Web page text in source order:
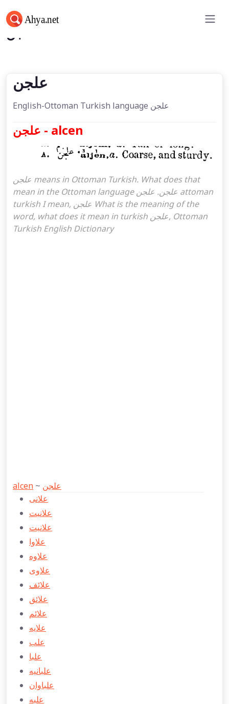
علجن
علجن
English-Ottoman Turkish language علجن
علجن - alcen
علجن means in Ottoman Turkish. What does that
mean in the Ottoman language علجن. علجن attoman
turkish I mean, علجن What is the meaning of the
word, what does it mean in turkish علجن, Ottoman
Turkish English Dictionary
alcen ~ علجن
علانی
علانیت
علانيت
علاوا
علاوه
علاوی
علائف
علائق
علائم
علايه
علب
علبا
علبانيه
علباوان
علبه